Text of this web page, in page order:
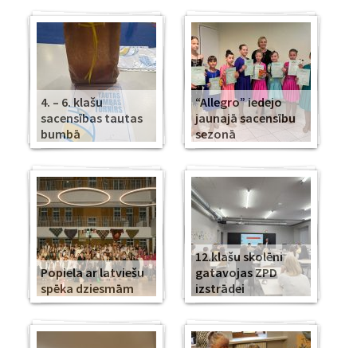
4. – 6. klašu
sacensības tautas
bumbā
“Allegro” iedejo
jaunajā sacensību
sezonā
Popiela ar latviešu
spēka dziesmām
12.klašu skolēni
gatavojas ZPD
izstrādei